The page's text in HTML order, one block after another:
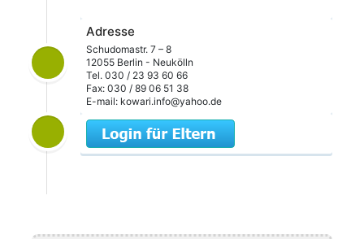
Adresse
Schudomastr. 7 – 8
12055 Berlin - Neukölln
Tel. 030 / 23 93 60 66
Fax: 030 / 89 06 51 38
E-mail: kowari.info@yahoo.de